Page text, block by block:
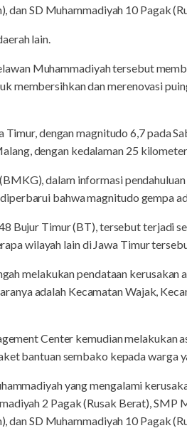
dan SD Muhammadiyah 10 Pagak
lain.
Muhammadiyah tersebut
membersihkan dan merenovasi
dengan magnitudo 6,7 pada
dengan kedalaman 25
dalam informasi
bahwa magnitudo gempa
Bujur Timur (BT), tersebut terjadi
wilayah lain di Jawa Timur
melakukan pendataan kerusakan
adalah Kecamatan Wajak,
Center kemudian melakukan
bantuan sembako kepada warga
yang mengalami
2 Pagak (Rusak Berat), SMP
dan SD Muhammadiyah 10 Pagak